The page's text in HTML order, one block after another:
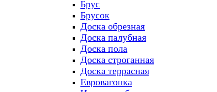
Брус
Брусок
Доска обрезная
Доска палубная
Доска пола
Доска строганная
Доска террасная
Евровагонка